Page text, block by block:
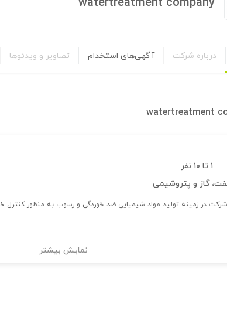
درباره شرکت آگهی‌های استخدام تصاویر و ویدئوها
watertreatment
۱ تا ۱۰ نفر
گاز و پتروشیمی
در زمینه تولید مواد شیمیایی ضد خوردگی و رسوب به منظور
نمایش بیشتر